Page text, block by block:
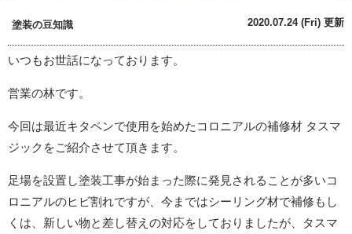
塗装の豆知識 2020.07.24 (Fri) 更新
いつもお世話になっております。
営業の林です。
今回は最近キタペンで使用を始めたコロニアルの補修材 タスマ
ジックをご紹介させて頂きます。
足場を設置し塗装工事が始まった際に発見されることが多いコ
ロニアルのヒビ割れですが、今まではシーリング材で補修もし
くは、新しい物と差し替えの対応をしておりましたが、タスマ